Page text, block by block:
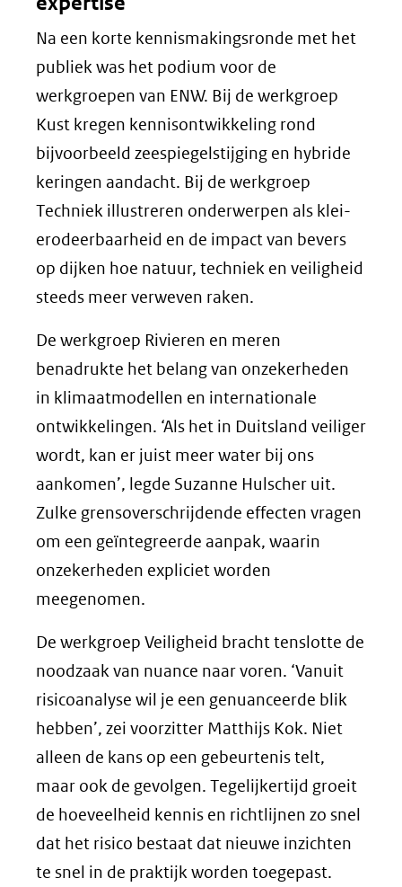
Na een korte kennismakingsronde met het
publiek was het podium voor de
werkgroepen van ENW. Bij de werkgroep
Kust kregen kennisontwikkeling rond
bijvoorbeeld zeespiegelstijging en hybride
keringen aandacht. Bij de werkgroep
Techniek illustreren onderwerpen als klei-
erodeerbaarheid en de impact van bevers
op dijken hoe natuur, techniek en veiligheid
steeds meer verweven raken.
De werkgroep Rivieren en meren
benadrukte het belang van onzekerheden
in klimaatmodellen en internationale
ontwikkelingen. ‘Als het in Duitsland veiliger
wordt, kan er juist meer water bij ons
aankomen’, legde Suzanne Hulscher uit.
Zulke grensoverschrijdende effecten vragen
om een geïntegreerde aanpak, waarin
onzekerheden expliciet worden
meegenomen.
De werkgroep Veiligheid bracht tenslotte de
noodzaak van nuance naar voren. ‘Vanuit
risicoanalyse wil je een genuanceerde blik
hebben’, zei voorzitter Matthijs Kok. Niet
alleen de kans op een gebeurtenis telt,
maar ook de gevolgen. Tegelijkertijd groeit
de hoeveelheid kennis en richtlijnen zo snel
dat het risico bestaat dat nieuwe inzichten
te snel in de praktijk worden toegepast.